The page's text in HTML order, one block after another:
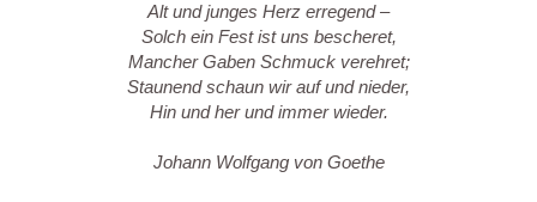
Alt und junges Herz erregend –
Solch ein Fest ist uns bescheret,
Mancher Gaben Schmuck verehret;
Staunend schaun wir auf und nieder,
Hin und her und immer wieder.
Johann Wolfgang von Goethe